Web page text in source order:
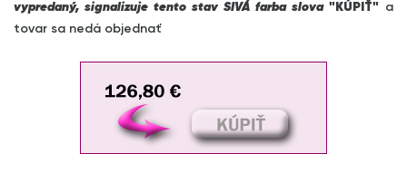
vypredaný, signalizuje tento stav SIVÁ farba slova "KÚPIŤ" a
tovar sa nedá objednať